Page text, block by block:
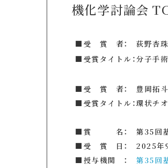
機化学討論会
■受 賞 者： 荻野杏珠
■受賞タイトル：分子手
■受 賞 者： 豊岡拓斗
■受賞タイトル：環状チ
■賞 名： 第35回基礎
■受 賞 日： 2025年9
■授与機関 ：第35回